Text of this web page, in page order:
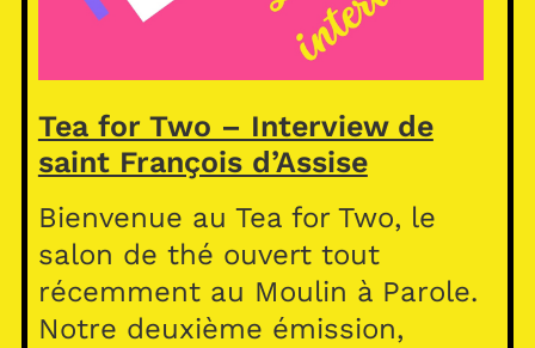
Tea for Two – Interview de
saint François d’Assise
Bienvenue au Tea for Two, le
salon de thé ouvert tout
récemment au Moulin à Parole.
Notre deuxième émission,